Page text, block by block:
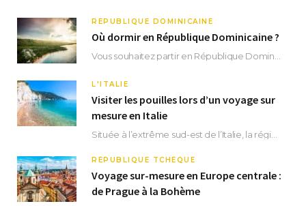
RÉPUBLIQUE DOMINICAINE
Où dormir en République Dominicaine ?
L'ITALIE
Visiter les pouilles lors d’un voyage sur
mesure en Italie
RÉPUBLIQUE TCHÈQUE
Voyage sur-mesure en Europe centrale :
de Prague à la Bohème